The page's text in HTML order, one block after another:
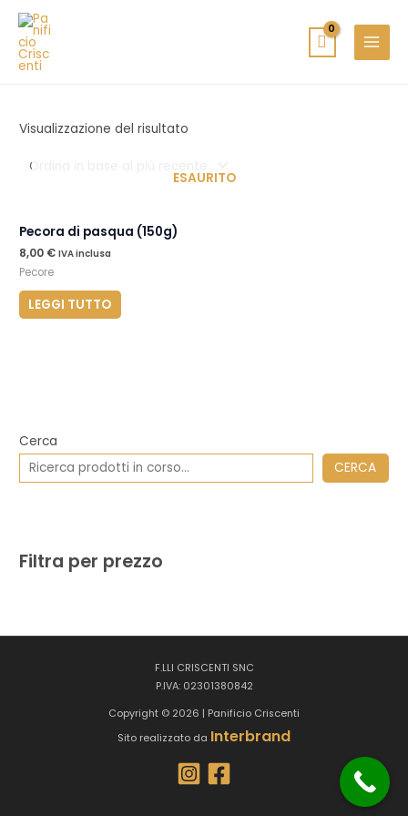
contenuto
MENU
Cerca
CERCA
Filtra per prezzo
Visualizzazione del risultato
ESAURITO
Pecora di pasqua (150g)
8,00 € IVA inclusa
Pecore
LEGGI TUTTO
F.LLI CRISCENTI SNC
P.IVA: 02301380842
Copyright © 2026 | Panificio Criscenti
Sito realizzato da Interbrand